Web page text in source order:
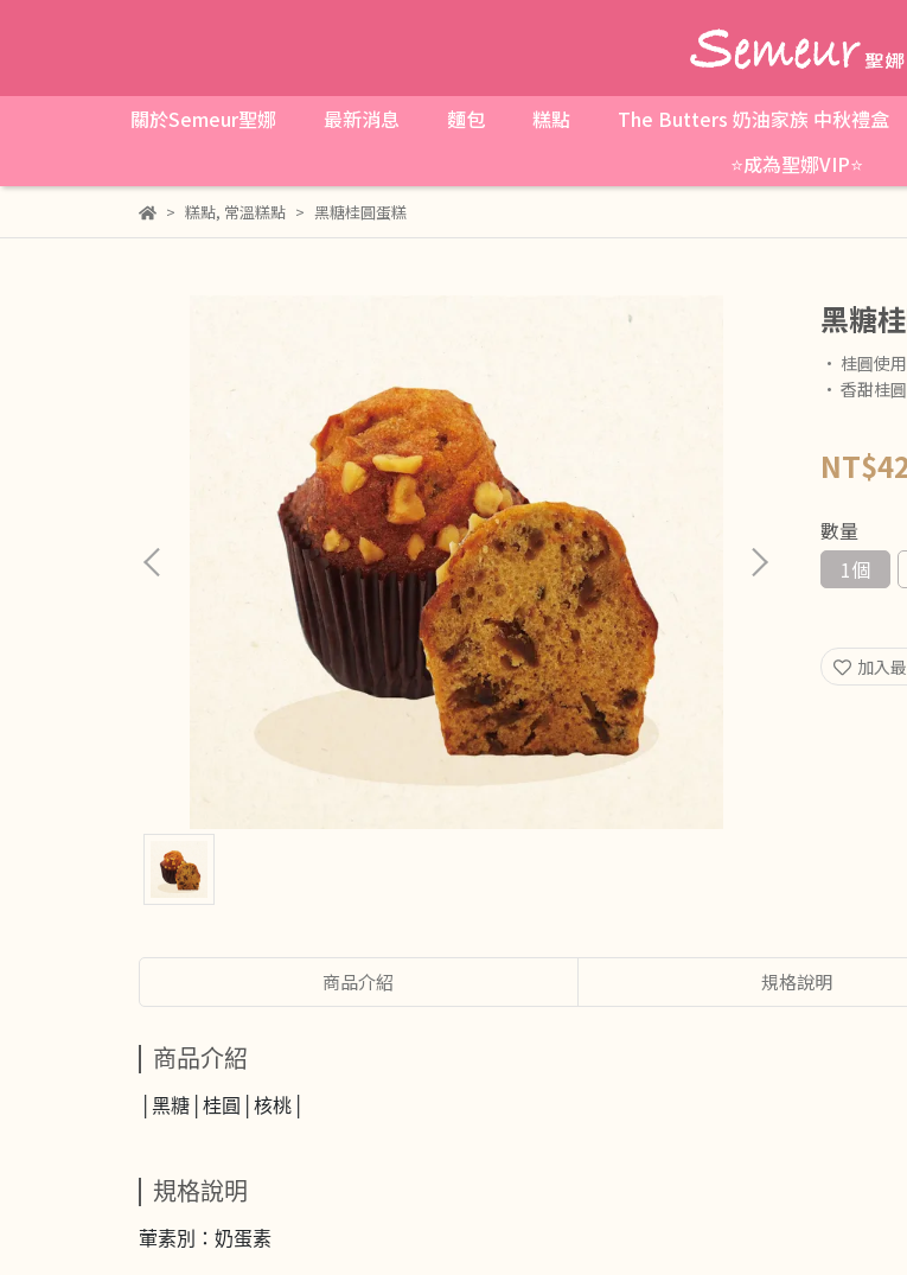
關於Semeur聖娜 最新消息 麵包 糕點 The Butters 奶油家族 中秋禮盒
⭐成為聖娜VIP⭐
糕點, 常溫糕點 黑糖桂圓蛋糕
黑糖
• 桂圓使
• 香甜桂
數量
1個
加入
商品介紹 規格說明
商品介紹
│黑糖│桂圓│核桃│
規格說明
葷素別：奶蛋素